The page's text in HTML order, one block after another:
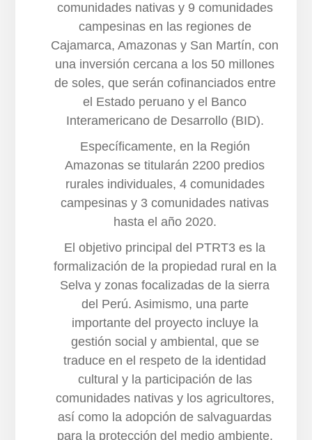
comunidades nativas y 9 comunidades
campesinas en las regiones de
Cajamarca, Amazonas y San Martín, con
una inversión cercana a los 50 millones
de soles, que serán cofinanciados entre
el Estado peruano y el Banco
Interamericano de Desarrollo (BID).
Específicamente, en la Región
Amazonas se titularán 2200 predios
rurales individuales, 4 comunidades
campesinas y 3 comunidades nativas
hasta el año 2020.
El objetivo principal del PTRT3 es la
formalización de la propiedad rural en la
Selva y zonas focalizadas de la sierra
del Perú. Asimismo, una parte
importante del proyecto incluye la
gestión social y ambiental, que se
traduce en el respeto de la identidad
cultural y la participación de las
comunidades nativas y los agricultores,
así como la adopción de salvaguardas
para la protección del medio ambiente.